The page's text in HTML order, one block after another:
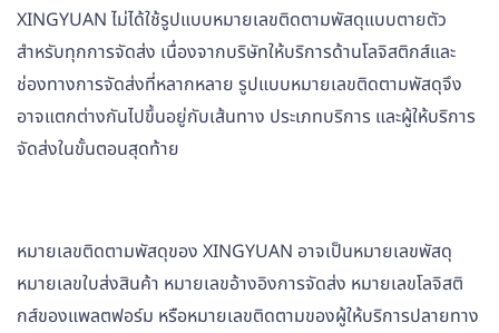
XINGYUAN ไม่ได้ใช้รูปแบบหมายเลขติดตามพัสดุแบบตายตัว
สำหรับทุกการจัดส่ง เนื่องจากบริษัทให้บริการด้านโลจิสติกส์และ
ช่องทางการจัดส่งที่หลากหลาย รูปแบบหมายเลขติดตามพัสดุจึง
อาจแตกต่างกันไปขึ้นอยู่กับเส้นทาง ประเภทบริการ และผู้ให้บริการ
จัดส่งในขั้นตอนสุดท้าย
หมายเลขติดตามพัสดุของ XINGYUAN อาจเป็นหมายเลขพัสดุ
หมายเลขใบส่งสินค้า หมายเลขอ้างอิงการจัดส่ง หมายเลขโลจิสติ
กส์ของแพลตฟอร์ม หรือหมายเลขติดตามของผู้ให้บริการปลายทาง